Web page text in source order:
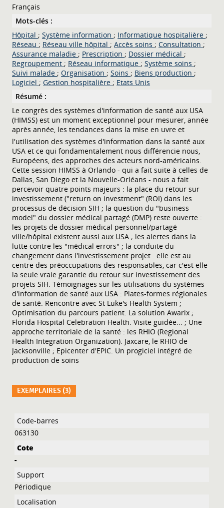
Français
Mots-clés :
Hôpital ; Système information ; Informatique hospitalière ;
Réseau ; Réseau ville hôpital ; Accès soins ; Consultation ;
Assurance maladie ; Prescription ; Dossier médical ;
Regroupement ; Réseau informatique ; Système soins ;
Suivi malade ; Organisation ; Soins ; Biens production ;
Logiciel ; Gestion hospitalière ; Etats Unis
Résumé :
Le congrès des systèmes d'information de santé aux USA
(HIMSS) est un moment exceptionnel pour mesurer, année
après année, les tendances dans la mise en uvre et
l'utilisation des systèmes d'information dans la santé aux
USA et ce qui fondamentalement nous différencie nous,
Européens, des approches des acteurs nord-américains.
Cette session HIMSS à Orlando - qui a fait suite à celles de
Dallas, San Diego et la Nouvelle-Orléans - nous a fait
percevoir quatre points majeurs : la place du retour sur
investissement ("return on investment" (ROI) dans les
processus de décision SIH ; la question du "business
model" du dossier médical partagé (DMP) reste ouverte :
les projets de dossier médical personnel/partagé
ville/hôpital existent aussi aux USA ; les alertes dans la
lutte contre les "médical errors" ; la conduite du
changement dans l'investissement projet : elle est au
centre des préoccupations des responsables, car c'est elle
la seule vraie garantie du retour sur investissement des
projets SIH. Témoignages sur les utilisations du systèmes
d'information de santé aux USA : Plates-formes régionales
de santé. Rencontre avec St Luke's Health System ;
Optimisation du parcours patient. La solution Awarix ;
Florida Hospital Celebration Health. Visite guidée... ; Une
approche territoriale de la santé : les RHIO (Regional
Health Integration Organization). Jaxcare, le RHIO de
Jacksonville ; Epicenter d'EPIC. Un progiciel intégré de
production de soins
EXEMPLAIRES (3)
Liste des exemplaires
063130
-
Périodique